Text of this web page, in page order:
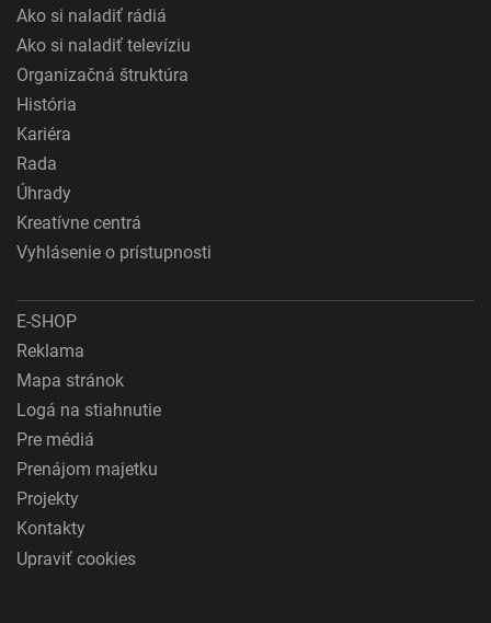
Ako si naladiť rádiá
Ako si naladiť televíziu
Organizačná štruktúra
História
Kariéra
Rada
Úhrady
Kreatívne centrá
Vyhlásenie o prístupnosti
E-SHOP
Reklama
Mapa stránok
Logá na stiahnutie
Pre médiá
Prenájom majetku
Projekty
Kontakty
Upraviť cookies